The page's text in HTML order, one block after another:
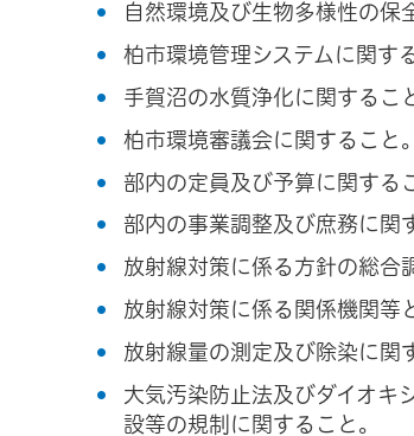
自然環境及び生物多様性の保
柏市環境管理システムに関す
手賀沼の水質浄化に関するこ
柏市環境審議会に関すること。
部内の定員及び予算に関する
部内の事業調整及び庶務に関
放射線対策に係る方針の総合
放射線対策に係る関係機関等
放射線量の測定及び除染に関
大気汚染防止法及びダイオキ
設等の規制に関すること。